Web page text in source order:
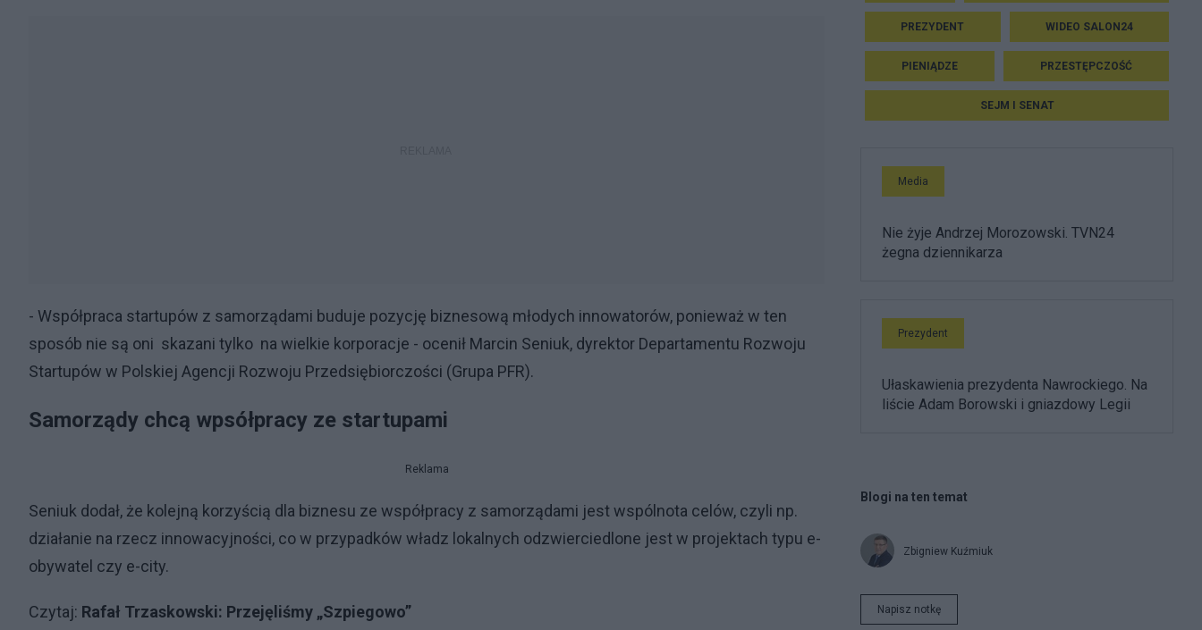
- Współpraca startupów z samorządami buduje pozycję biznesową młodych innowatorów, ponieważ w ten
sposób nie są oni skazani tylko na wielkie korporacje - ocenił Marcin Seniuk, dyrektor Departamentu Rozwoju
Startupów w Polskiej Agencji Rozwoju Przedsiębiorczości (Grupa PFR).
Samorządy chcą wpsółpracy ze startupami
Reklama
Seniuk dodał, że kolejną korzyścią dla biznesu ze współpracy z samorządami jest wspólnota celów, czyli np.
działanie na rzecz innowacyjności, co w przypadków władz lokalnych odzwierciedlone jest w projektach typu e-
obywatel czy e-city.
Czytaj: Rafał Trzaskowski: Przejęliśmy „Szpiegowo”
PREZYDENT WIDEO SALON24
PIENIĄDZE PRZESTĘPCZOŚĆ
SEJM I SENAT
Media
Nie żyje Andrzej Morozowski. TVN24
żegna dziennikarza
Prezydent
Ułaskawienia prezydenta Nawrockiego. Na
liście Adam Borowski i gniazdowy Legii
Blogi na ten temat
Zbigniew Kuźmiuk
Napisz notkę